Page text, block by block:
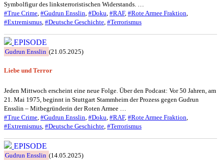
Symbolfigur des linksterroristischen Widerstands. …
#True Crime, #Gudrun Ensslin, #Doku, #RAF, #Rote Armee Fraktion,
#Extremismus, #Deutsche Geschichte, #Terrorismus
EPISODE
Gudrun Ensslin (21.05.2025)
Liebe und Terror
Jeden Mittwoch erscheint eine neue Folge. Über den Podcast: Vor 50 Jahren, am
21. Mai 1975, beginnt in Stuttgart Stammheim der Prozess gegen Gudrun
Ensslin – Mitbegründerin der Roten Armee …
#True Crime #Gudrun Ensslin #Doku #RAF, #Rote Armee Fraktion
#Extremismus #Deutsche Geschichte #Terrorismus
EPISODE
Gudrun Ensslin (14.05.2025)